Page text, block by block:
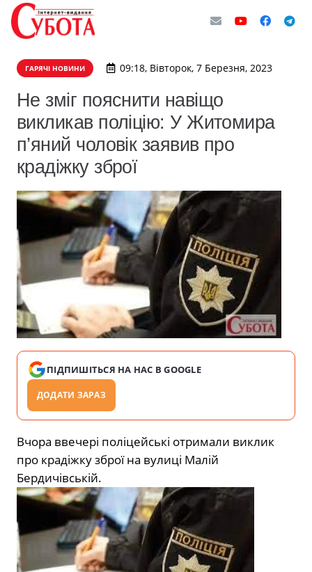
ГАРЯЧІ НОВИНИ 09:18, Вівторок, 7 Березня, 2023
Не зміг пояснити навіщо
викликав поліцію: У Житомира
п’яний чоловік заявив про
крадіжку зброї
ПІДПИШІТЬСЯ НА НАС В GOOGLE
ДОДАТИ ЗАРАЗ
Вчора ввечері поліцейські отримали виклик
про крадіжку зброї на вулиці Малій
Бердичівській.